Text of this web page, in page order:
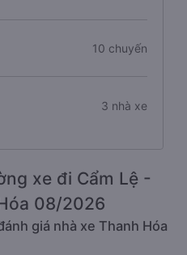
10 chuyến
3 nhà xe
xe đi Cẩm Lệ -
08/2026
giá nhà xe Thanh Hóa